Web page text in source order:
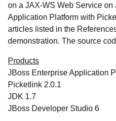
on a JAX-WS Web Service on
Application Platform with
articles listed in the
demonstration. The source
Products
JBoss Enterprise Application
Picketlink 2.0.1
JDK 1.7
JBoss Developer Studio 6